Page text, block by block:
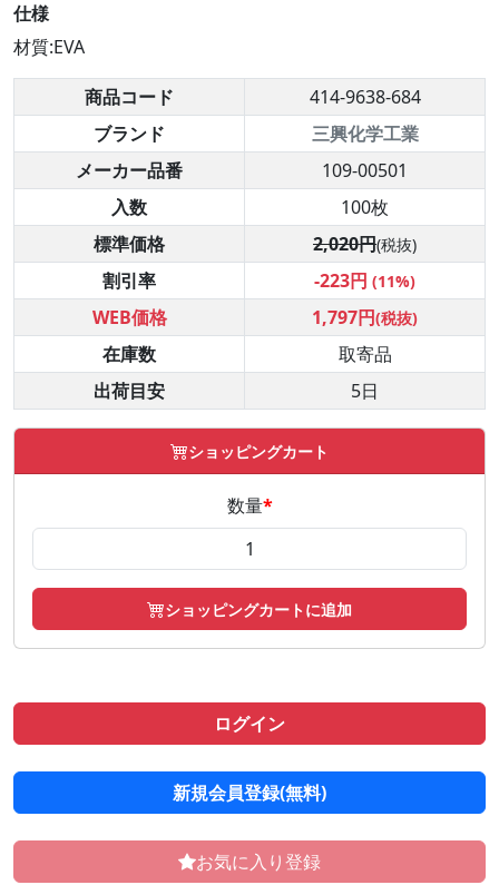
仕様
材質:EVA
商品コード
414-9638-684
ブランド
三興化学工業
メーカー品番
109-00501
入数
100枚
標準価格
2,020円(税抜)
割引率 -223円 (11%)
WEB価格 1,797円(税抜)
在庫数
取寄品
出荷目安
5日
ショッピングカート
数量*
ショッピングカートに追加
ログイン
新規会員登録(無料)
お気に入り登録